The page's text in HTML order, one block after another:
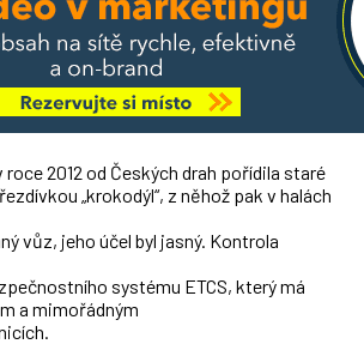
roce 2012 od Českých drah pořídila staré
„krokodýl“, z něhož pak v halách
vůz, jeho účel byl jasný. Kontrola
systému ETCS, který má
a mimořádným